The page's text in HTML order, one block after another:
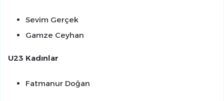
Sevim Gerçek
Gamze Ceyhan
U23 Kadınlar
Fatmanur Doğan